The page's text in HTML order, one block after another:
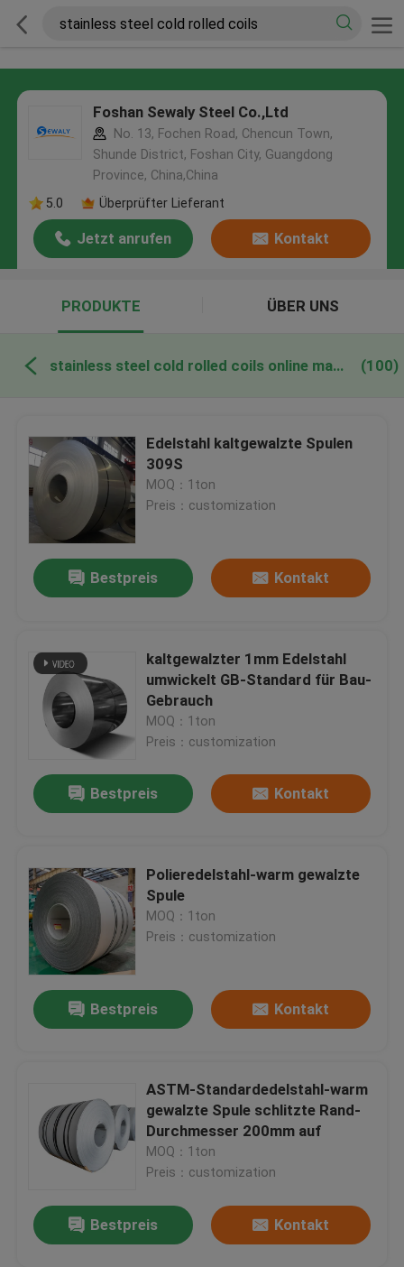
Foshan Sewaly Steel Co.,Ltd
No. 13, Fochen Road, Chencun Town,
Shunde District, Foshan City, Guangdong
Province, China,China
5.0
Überprüfter Lieferant
Jetzt anrufen Kontakt
PRODUKTE ÜBER UNS
stainless steel cold rolled coils online manufacture (100)
Edelstahl kaltgewalzte Spulen
309S
MOQ：1ton
Preis：customization
Bestpreis Kontakt
kaltgewalzter 1mm Edelstahl
umwickelt GB-Standard für Bau-
Gebrauch
MOQ：1ton
Preis：customization
Bestpreis Kontakt
Polieredelstahl-warm gewalzte
Spule
MOQ：1ton
Preis：customization
Bestpreis Kontakt
ASTM-Standardedelstahl-warm
gewalzte Spule schlitzte Rand-
Durchmesser 200mm auf
MOQ：1ton
Preis：customization
Bestpreis Kontakt